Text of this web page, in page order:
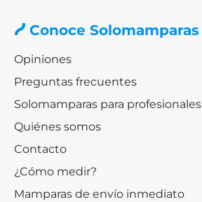
Conoce Solomamparas
Opiniones
Preguntas frecuentes
Solomamparas para profesionales
Quiénes somos
Contacto
¿Cómo medir?
Mamparas de envío inmediato